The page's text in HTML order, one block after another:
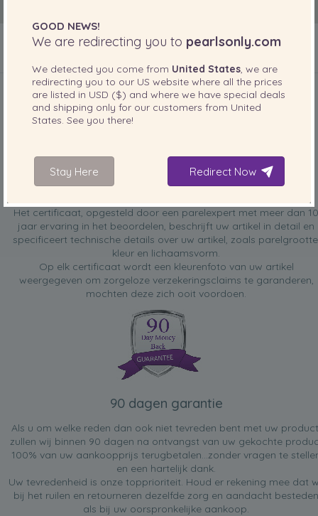
INBEGREPEN BIJ UW PRODUCT
GRATIS taxatiecertificaat
Het certificaat, opgesteld door een parelexpert met meer dan 10
jaar ervaring in het beoordelen, beschrijft uw artikel in detail en
specificeert technische details over uw artikel, zoals
kleur en lichaamsvorm.
Op elk certificaat wordt een kleurenfoto van uw artikel
weergegeven om zorgeloze verzekeringsclaims te garanderen,
mochten deze zich ooit voordoen.
90 dagen garantie
Als u om welke reden dan ook niet tevreden bent met uw
zullen wij binnen 90 dagen na ontvangst van uw gekochte
100% van uw aankoopprijs terugbetalen...zonder vragen te
en een hartelijk dank.
Uw tevredenheid is onze topprioriteit. Houd er rekening mee dat
bij het ruilen en retourneren dezelfde zorg en aandacht besteden
als bij uw oorspronkelijke aankoop.
GOOD NEWS!
We are redirecting you to pearlsonly.com
We detected you come from United States , we are
redirecting you to our US website where all the prices
are listed in USD ($) and where we have special deals
and shipping only for our customers from United
States . See you there!
Stay Here Redirect Now